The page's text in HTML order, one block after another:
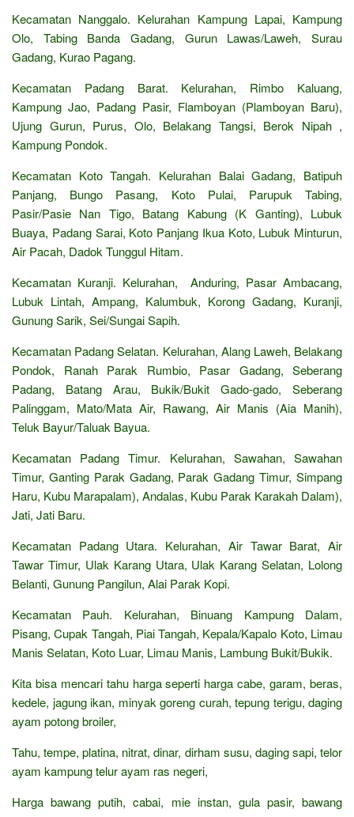
Kecamatan Nanggalo. Kelurahan Kampung Lapai, Kampung
Olo, Tabing Banda Gadang, Gurun Lawas/Laweh, Surau
Gadang, Kurao Pagang.
Kecamatan Padang Barat. Kelurahan, Rimbo Kaluang,
Kampung Jao, Padang Pasir, Flamboyan (Plamboyan Baru),
Ujung Gurun, Purus, Olo, Belakang Tangsi, Berok Nipah ,
Kampung Pondok.
Kecamatan Koto Tangah. Kelurahan Balai Gadang, Batipuh
Panjang, Bungo Pasang, Koto Pulai, Parupuk Tabing,
Pasir/Pasie Nan Tigo, Batang Kabung (K Ganting), Lubuk
Buaya, Padang Sarai, Koto Panjang Ikua Koto, Lubuk Minturun,
Air Pacah, Dadok Tunggul Hitam.
Kecamatan Kuranji. Kelurahan, Anduring, Pasar Ambacang,
Lubuk Lintah, Ampang, Kalumbuk, Korong Gadang, Kuranji,
Gunung Sarik, Sei/Sungai Sapih.
Kecamatan Padang Selatan. Kelurahan, Alang Laweh, Belakang
Pondok, Ranah Parak Rumbio, Pasar Gadang, Seberang
Padang, Batang Arau, Bukik/Bukit Gado-gado, Seberang
Palinggam, Mato/Mata Air, Rawang, Air Manis (Aia Manih),
Teluk Bayur/Taluak Bayua.
Kecamatan Padang Timur. Kelurahan, Sawahan, Sawahan
Timur, Ganting Parak Gadang, Parak Gadang Timur, Simpang
Haru, Kubu Marapalam), Andalas, Kubu Parak Karakah Dalam),
Jati, Jati Baru.
Kecamatan Padang Utara. Kelurahan, Air Tawar Barat, Air
Tawar Timur, Ulak Karang Utara, Ulak Karang Selatan, Lolong
Belanti, Gunung Pangilun, Alai Parak Kopi.
Kecamatan Pauh. Kelurahan, Binuang Kampung Dalam,
Pisang, Cupak Tangah, Piai Tangah, Kepala/Kapalo Koto, Limau
Manis Selatan, Koto Luar, Limau Manis, Lambung Bukit/Bukik.
Kita bisa mencari tahu harga seperti harga cabe, garam, beras,
kedele, jagung ikan, minyak goreng curah, tepung terigu, daging
ayam potong broiler,
Tahu, tempe, platina, nitrat, dinar, dirham susu, daging sapi, telor
ayam kampung telur ayam ras negeri,
Harga bawang putih, cabai, mie instan, gula pasir, bawang